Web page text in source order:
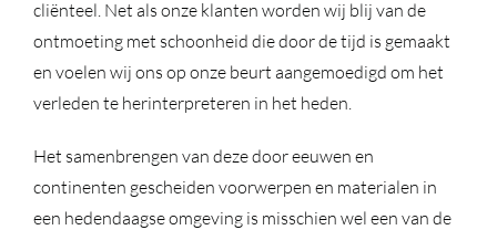
cliënteel. Net als onze klanten worden wij blij van de
ontmoeting met schoonheid die door de tijd is gemaakt
en voelen wij ons op onze beurt aangemoedigd om het
verleden te herinterpreteren in het heden.
Het samenbrengen van deze door eeuwen en
continenten gescheiden voorwerpen en materialen in
een hedendaagse omgeving is misschien wel een van de